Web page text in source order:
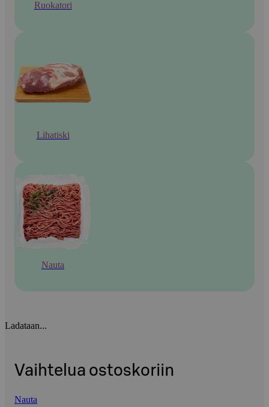
Ruokatori
Lihatiski
Nauta
Ladataan...
Vaihtelua ostoskoriin
Nauta